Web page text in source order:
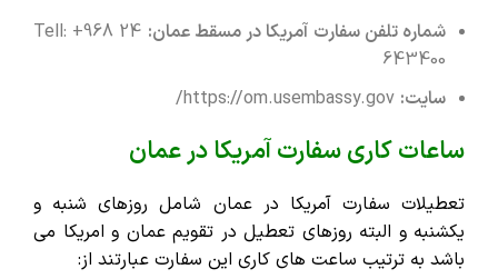
شماره تلفن سفارت آمریکا در مسقط عمان: Tell: +968 24
643400
سایت:
ساعات کاری سفارت آمریکا در عمان
تعطیلات سفارت آمریکا در عمان شامل روزهای شنبه و
یکشنبه و البته روزهای تعطیل در تقویم عمان و امریکا می
باشد به ترتیب ساعت های کاری این سفارت عبارتند از: